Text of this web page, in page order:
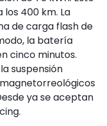
400 km. La
de carga flash de
la batería
cinco minutos.
suspensión
ya se aceptan